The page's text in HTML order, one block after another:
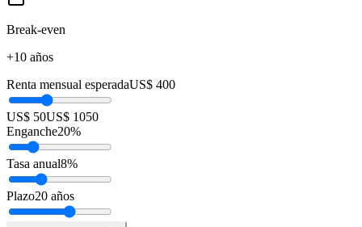
Break-even
+10 años
Renta mensual esperadaUS$ 400
US$ 50US$ 1050
Enganche20%
Tasa anual8%
Plazo20 años